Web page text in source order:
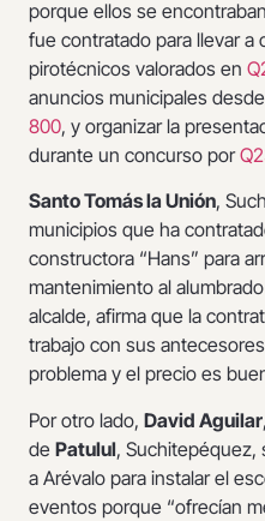
porque ellos se
fue contratado para llevar
pirotécnicos valorados en
anuncios municipales
800, y organizar la
durante un concurso por
Santo Tomás la Unión,
municipios que ha
constructora “Hans” para
mantenimiento al
alcalde, afirma que la
trabajo con sus
problema y el precio es
Por otro lado, David Aguilar
de Patulul,
a Arévalo para instalar el
eventos porque “ofrecían